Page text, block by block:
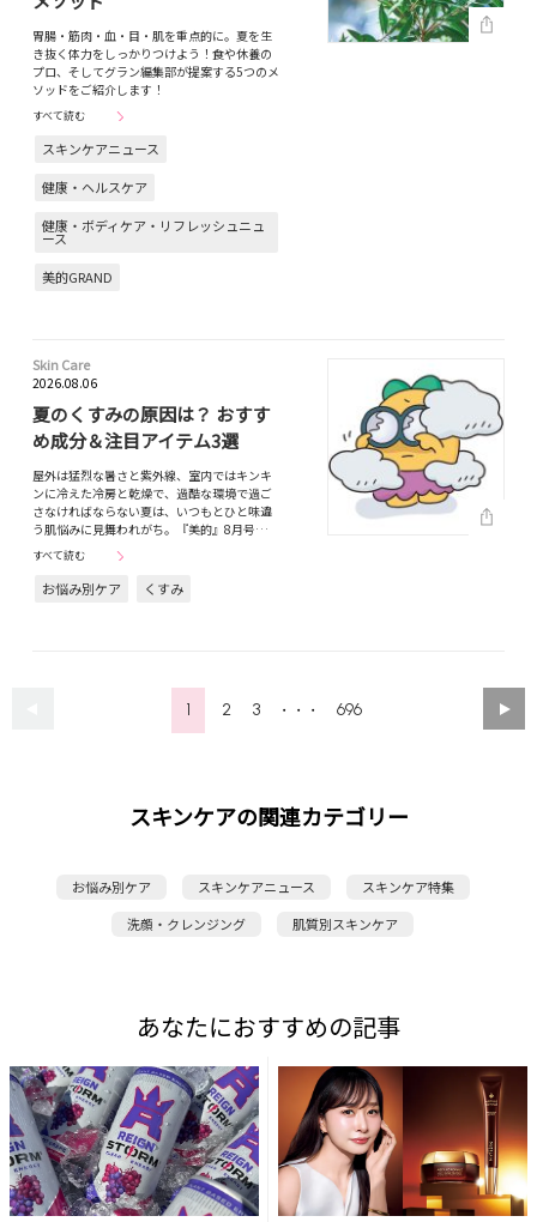
胃腸・筋肉・血・目・肌を重点的に。夏を生
き抜く体力をしっかりつけよう！食や休養の
プロ、そしてグラン編集部が提案する5つのメ
ソッドをご紹介します！
すべて読む
スキンケアニュース
健康・ヘルスケア
健康・ボディケア・リフレッシュニュ
ース
美的GRAND
Skin Care
2026.08.06
夏のくすみの原因は？ おすす
め成分＆注目アイテム3選
屋外は猛烈な暑さと紫外線、室内ではキンキ
ンに冷えた冷房と乾燥で、過酷な環境で過ご
さなければならない夏は、いつもとひと味違
う肌悩みに見舞われがち。『美的』8月号…
すべて読む
お悩み別ケア くすみ
1 2 3 ・・・ 696
スキンケアの関連カテゴリー
お悩み別ケア スキンケアニュース
スキンケア特集
洗顔・クレンジング
肌質別スキンケア
あなたにおすすめの記事